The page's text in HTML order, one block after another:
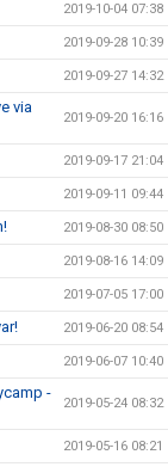
2019-10-04 07:38
2019-09-28 10:39
2019-09-27 14:32
via
2019-09-20 16:16
2019-09-17 21:04
2019-09-11 09:44
2019-08-30 08:50
2019-08-16 14:09
2019-07-05 17:00
2019-06-20 08:54
2019-06-07 10:40
-
2019-05-24 08:32
2019-05-16 08:21